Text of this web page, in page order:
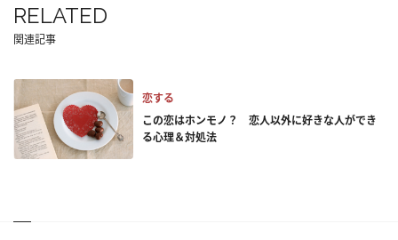
RELATED
関連記事
恋する
この恋はホンモノ？ 恋人以外に好きな人ができ
る心理＆対処法